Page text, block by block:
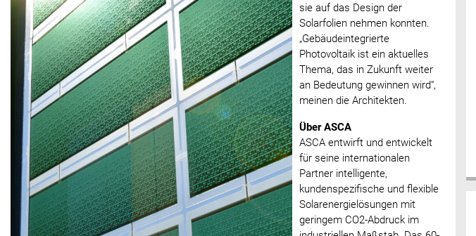
sie auf das Design der
Solarfolien nehmen konnten.
„Gebäudeintegrierte
Photovoltaik ist ein aktuelles
Thema, das in Zukunft weiter
an Bedeutung gewinnen wird“,
meinen die Architekten.
Über ASCA
ASCA entwirft und entwickelt
für seine internationalen
Partner intelligente,
kundenspezifische und flexible
Solarenergielösungen mit
geringem CO2-Abdruck im